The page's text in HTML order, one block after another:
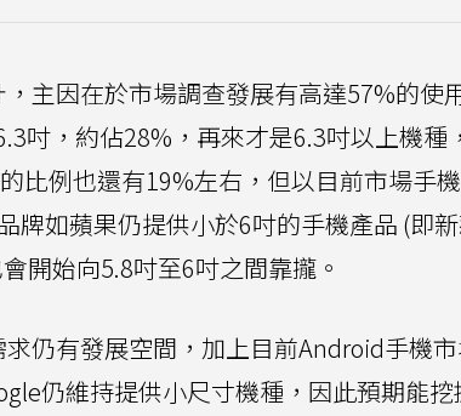
主因在於市場調查發展有高達57%的使
吋，約佔28%，再來才是6.3吋以上機種
比例也還有19%左右，但以目前市場手
牌如蘋果仍提供小於6吋的手機產品 (即
開始向5.8吋至6吋之間靠攏。
仍有發展空間，加上目前Android手機
仍維持提供小尺寸機種，因此預期能